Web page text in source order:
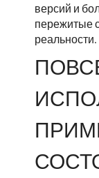
версий и
пережитые
реальности.